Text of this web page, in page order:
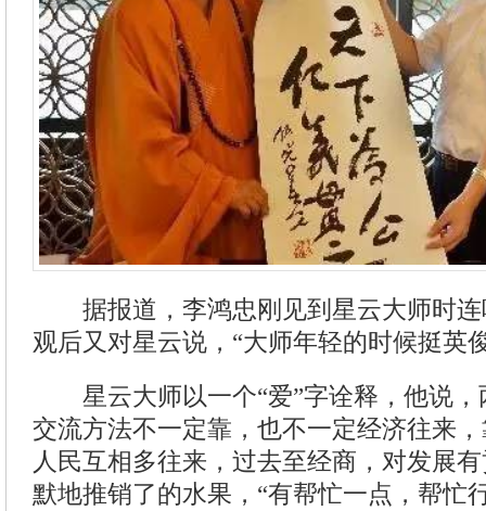
据报道，李鸿忠刚见到星云大师时连
观后又对星云说，“大师年轻的时候挺英
星云大师以一个“爱”字诠释，他说，
交流方法不一定靠，也不一定经济往来
人民互相多往来，过去至经商，对发展
默地推销了的水果，“有帮忙一点，帮忙